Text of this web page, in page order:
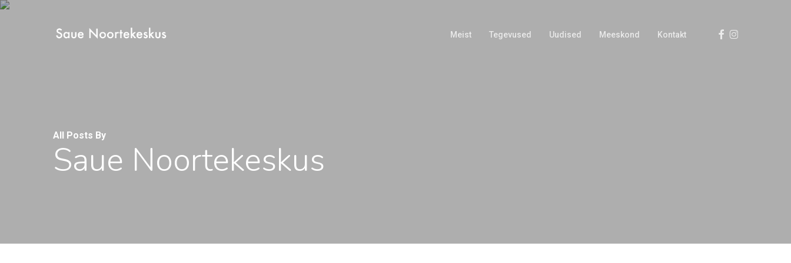
Skip
Meist Tegevused Uudised Meeskond Kontakt Facebook
Instagram
All Posts By
Saue Noortekeskus